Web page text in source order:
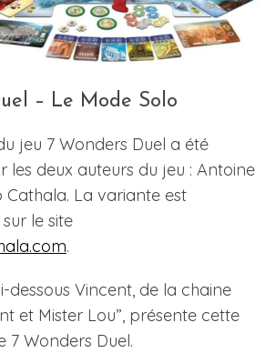
– Le Mode Solo
jeu 7 Wonders Duel a été
les deux auteurs du jeu : Antoine
Cathala. La variante est
le site
.
dessous Vincent, de la chaine
et Mister Lou”, présente cette
7 Wonders Duel.